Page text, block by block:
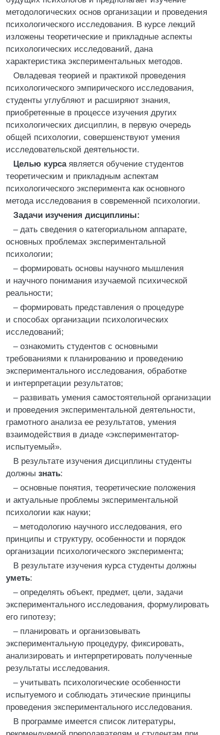
методологических основ организации и проведения
психологического исследования. В курсе лекций
изложены теоретические и прикладные аспекты
психологических исследований, дана
характеристика экспериментальных методов.
Овладевая теорией и практикой проведения
психологического эмпирического исследования,
студенты углубляют и расширяют знания,
приобретенные в процессе изучения других
психологических дисциплин, в первую очередь
общей психологии, совершенствуют умения
исследовательской деятельности.
Целью курсаявляется обучение студентов
теоретическим и прикладным аспектам
психологического эксперимента как основного
метода исследования в современной психологии.
Задачи изучения дисциплины:
– дать сведения о категориальном аппарате,
основных проблемах экспериментальной
психологии;
– формировать основы научного мышления
и научного понимания изучаемой психической
реальности;
– формировать представления о процедуре
и способах организации психологических
исследований;
– ознакомить студентов с основными
требованиями к планированию и проведению
экспериментального исследования, обработке
и интерпретации результатов;
– развивать умения самостоятельной организации
и проведения экспериментальной деятельности,
грамотного анализа ее результатов, умения
взаимодействия в диаде «экспериментатор-
испытуемый».
В результате изучения дисциплины студенты
должны знать:
– основные понятия, теоретические положения
и актуальные проблемы экспериментальной
психологии как науки;
– методологию научного исследования, его
принципы и структуру, особенности и порядок
организации психологического эксперимента;
В результате изучения курса студенты должны
уметь:
– определять объект, предмет, цели, задачи
экспериментального исследования, формулировать
его гипотезу;
– планировать и организовывать
экспериментальную процедуру, фиксировать,
анализировать и интерпретировать полученные
результаты исследования.
– учитывать психологические особенности
испытуемого и соблюдать этические принципы
проведения экспериментального исследования.
В программе имеется список литературы,